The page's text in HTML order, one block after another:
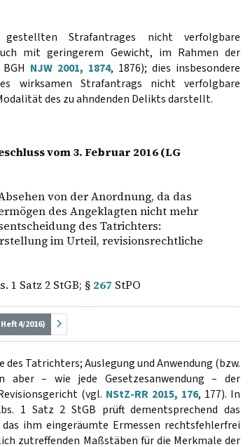
Strafantrages nicht verfolgbare
mit geringerem Gewicht, im Rahmen der
NJW 2001, 1874, 1876); dies insbesondere
wirksamen Strafantrags nicht verfolgbare
des zu ahndenden Delikts darstellt.
vom 3. Februar 2016 (LG
von der Anordnung, da das
des Angeklagten nicht mehr
des Tatrichters:
im Urteil, revisionsrechtliche
1 Satz 2 StGB; § 267 StPO
4/2016)
des Tatrichters; Auslegung und Anwendung (bzw.
aber – wie jede Gesetzesanwendung – der
(vgl. NStZ-RR 2015, 176, 177). In
1 Satz 2 StGB prüft dementsprechend das
ihm eingeräumte Ermessen rechtsfehlerfrei
zutreffenden Maßstäben für die Merkmale der